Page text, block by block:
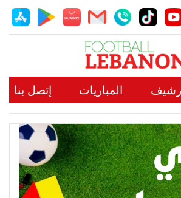
المباريات إتصل بنا